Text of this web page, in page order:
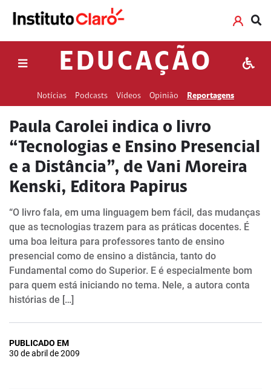
EDUCAÇÃO
Notícias Podcasts Vídeos Opinião Reportagens
Paula Carolei indica o livro
“Tecnologias e Ensino Presencial
e a Distância”, de Vani Moreira
Kenski, Editora Papirus
“O livro fala, em uma linguagem bem fácil, das mudanças
que as tecnologias trazem para as práticas docentes. É
uma boa leitura para professores tanto de ensino
presencial como de ensino a distância, tanto do
Fundamental como do Superior. E é especialmente bom
para quem está iniciando no tema. Nele, a autora conta
histórias de […]
PUBLICADO EM
30 de abril de 2009